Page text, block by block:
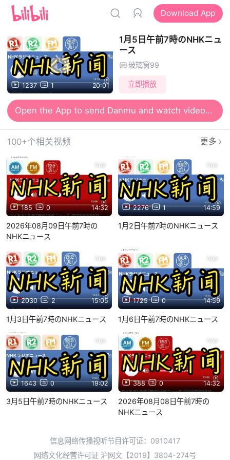
Download App
1237 1 20:01
1月5日午前7時のNHKニュ
ース
玻璃窗99
立即播放
Open the App to send Danmu and watch videos together
100+个相关视频 更多
185 0 14:32
App
2026年08月09日午前7時の
NHKニュース
2276 1 14:59
App
1月2日午前7時のNHKニュース
2030 2 15:05
App
1月3日午前7時のNHKニュース
1725 0 14:59
App
1月6日午前7時のNHKニュース
1643 0 19:02
App
3月5日午前7時のNHKニュース
388 0 14:32
App
2026年08月08日午前7時の
NHKニュース
信息网络传播视听节目许可证：0910417
网络文化经营许可证 沪网文【2019】3804-274号